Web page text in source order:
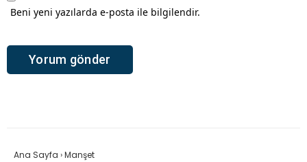
Beni yeni yazılarda e-posta ile bilgilendir.
Ana Sayfa ›Manşet